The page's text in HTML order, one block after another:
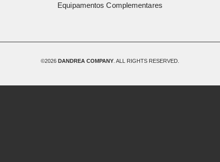
Equipamentos Complementares
©2026 DANDREA COMPANY . ALL RIGHTS RESERVED.